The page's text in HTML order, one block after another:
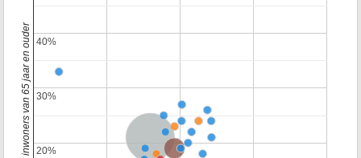
Nederland
Provincie Noord-Holland
20%
20%
30%
30%
40%
40%
Percentage inwoners van 65 jaar en ouder